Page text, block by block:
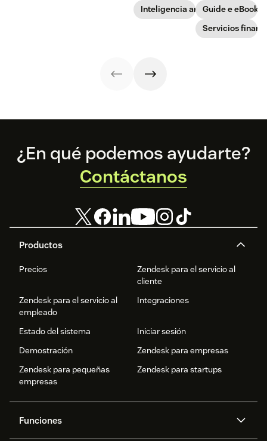
atención al
cliente cuando
Inteligencia artificial
empresas de
servicios
financieros para
transformar la
Guide e eBook
Servicios
Footer
Productos
Precios
Zendesk para el servicio al
cliente
Zendesk para el servicio al
empleado
Integraciones
Estado del sistema
Iniciar sesión
Demostración
Zendesk para empresas
Zendesk para pequeñas
empresas
Zendesk para startups
Funciones
¿En qué podemos ayudarte?
Contáctanos